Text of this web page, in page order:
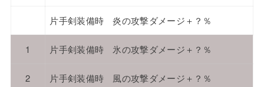
片手剣装備時 炎の攻撃ダメージ＋？％
1 片手剣装備時 氷の攻撃ダメージ＋？％
2 片手剣装備時 風の攻撃ダメージ＋？％